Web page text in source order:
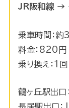
JR阪和線 →
乗車時間：約
料金：820円
乗り換え：1回
鶴ヶ丘駅出口
長居駅出口：